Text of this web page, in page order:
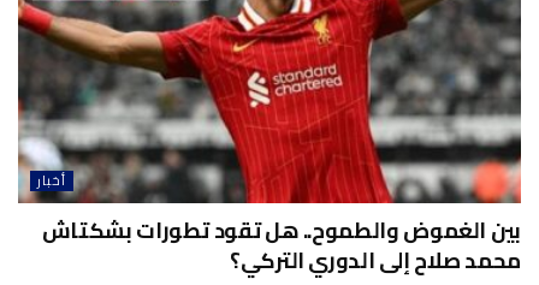
أخبار
بين الغموض والطموح.. هل تقود تطورات بشكتاش
محمد صلاح إلى الدوري التركي؟